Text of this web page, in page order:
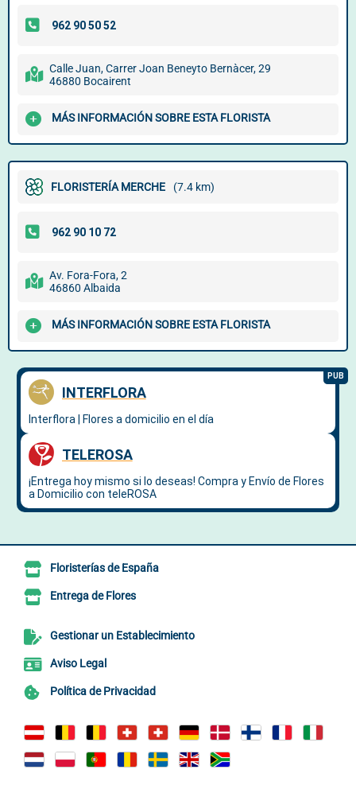
Calle Juan, Carrer Joan Beneyto Bernàcer, 29
46880 Bocairent
MÁS INFORMACIÓN SOBRE ESTA FLORISTA
FLORISTERÍA MERCHE (7.4 km)
Av. Fora-Fora, 2
46860 Albaida
MÁS INFORMACIÓN SOBRE ESTA FLORISTA
Floristerías de España
Entrega de Flores
Gestionar un Establecimiento
Aviso Legal
Política de Privacidad